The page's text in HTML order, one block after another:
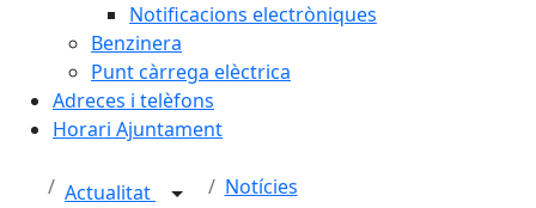
Notificacions electròniques
Benzinera
Punt càrrega elèctrica
Adreces i telèfons
Horari Ajuntament
Actualitat Notícies